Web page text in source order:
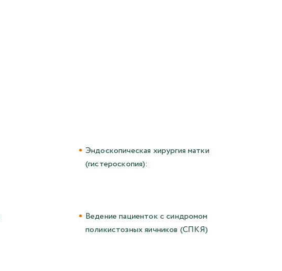
Эндоскопическая хирургия матки
(гистероскопия):
Ведение пациенток с синдромом
поликистозных яичников (СПКЯ)